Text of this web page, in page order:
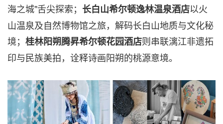
海之城"舌尖探索； 长白山希尔顿逸林温泉酒店以火
山温泉及自然博物馆之旅，解码长白山地质与文化秘
境； 桂林阳朔腾昇希尔顿花园酒店则串联漓江非遗拓
印与民族美拍，诠释诗画阳朔的桃源意境。